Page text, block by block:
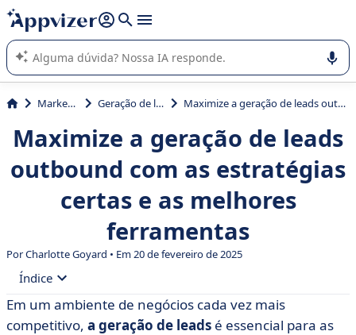
de nossa IA (várias linhas com
A IA do Appvizer o orienta no uso ou na seleção de software
SaaS para sua empresa.
Marketing Geração de leads Maximize a geração de leads outbound com as estratégias certas e as melhores ferramentas
Maximize a geração de leads
outbound com as estratégias
certas e as melhores
ferramentas
Por Charlotte Goyard • Em 20 de fevereiro de 2025
Índice
• Definição e conceitos
Em um ambiente de negócios cada vez mais
competitivo, a geração de leads é essencial para as